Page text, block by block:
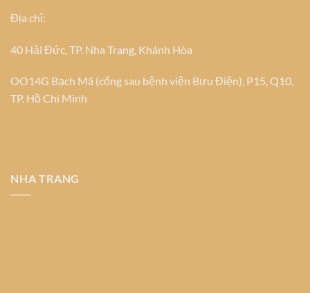
Địa chỉ:
40 Hải Đức, TP. Nha Trang, Khánh Hòa
OO14G Bạch Mã (cổng sau bệnh viện Bưu Điện), P15, Q10,
TP. Hồ Chí Minh
NHA TRANG